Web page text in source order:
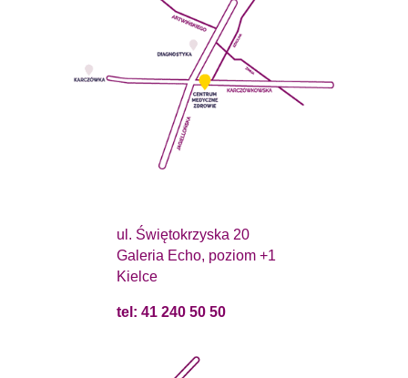
ul. Świętokrzyska 20
Galeria Echo, poziom +1
Kielce
tel: 41 240 50 50